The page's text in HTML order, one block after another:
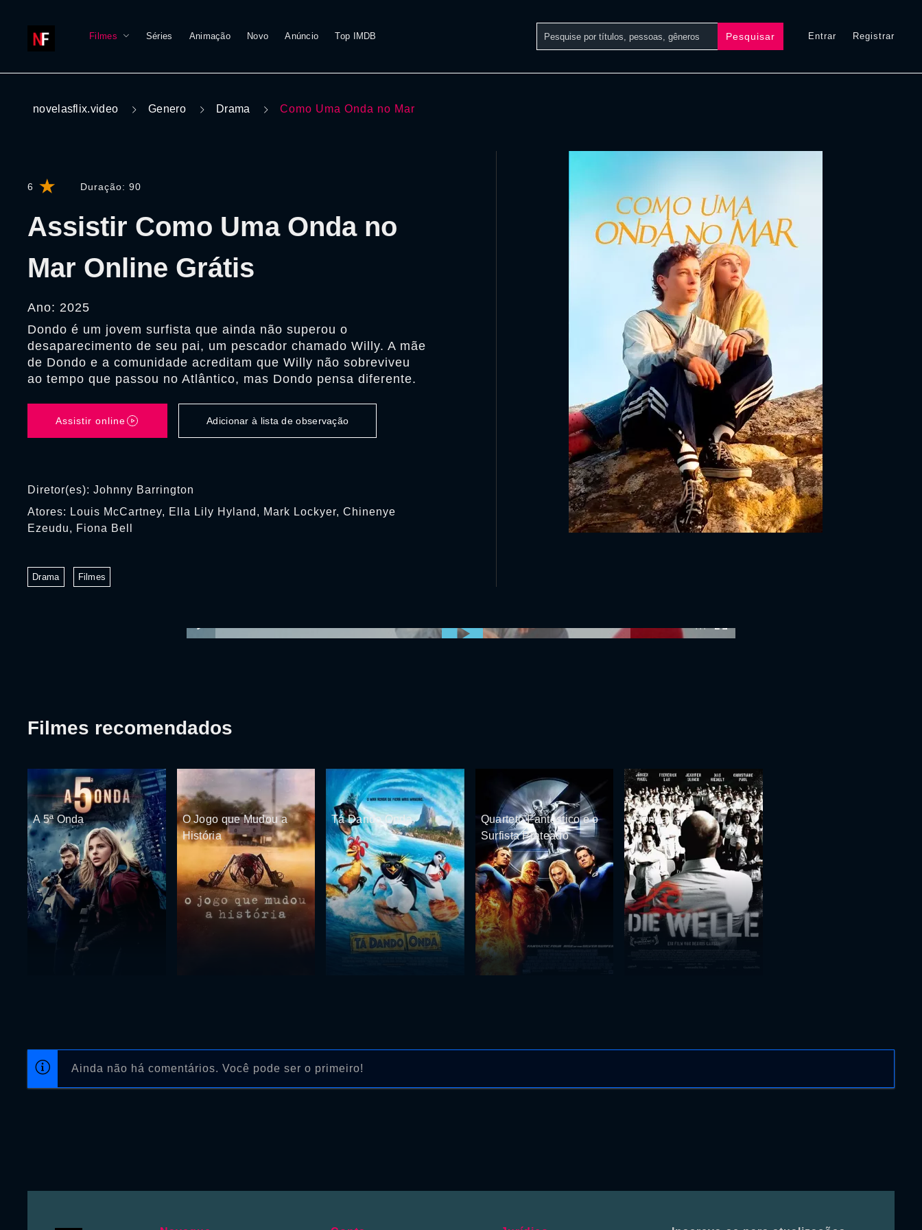
Filmes Séries Animação Novo Anúncio Top IMDB Pesquisar Entrar Registrar
novelasflix.video Genero Drama Como Uma Onda no Mar
6 Duração: 90
Assistir Como Uma Onda no
Mar Online Grátis
Ano: 2025
Dondo é um jovem surfista que ainda não superou o
desaparecimento de seu pai, um pescador chamado Willy. A mãe
de Dondo e a comunidade acreditam que Willy não sobreviveu
ao tempo que passou no Atlântico, mas Dondo pensa diferente.
Assistir online Adicionar à lista de observação
Diretor(es): Johnny Barrington
Atores: Louis McCartney, Ella Lily Hyland, Mark Lockyer, Chinenye
Ezeudu, Fiona Bell
Drama Filmes
Ainda não há comentários. Você pode ser o primeiro!
Filmes recomendados
A 5ª Onda
O Jogo que Mudou a
História
Tá Dando Onda
Quarteto Fantástico e o
Surfista Prateado
A Onda